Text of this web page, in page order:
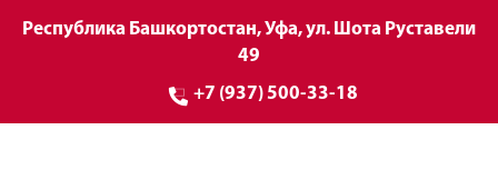
Республика Башкортостан, Уфа, ул. Шота Руставели
49
+7 (937) 500-33-18